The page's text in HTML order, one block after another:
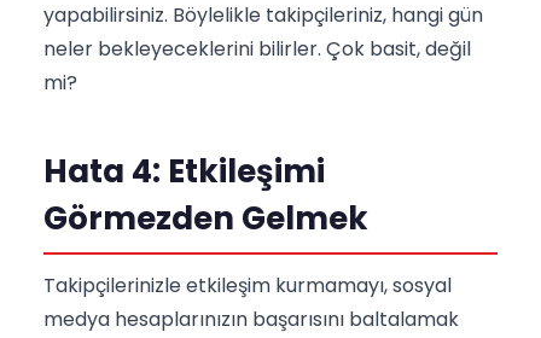
yapabilirsiniz. Böylelikle takipçileriniz, hangi gün
neler bekleyeceklerini bilirler. Çok basit, değil
mi?
Hata 4: Etkileşimi
Görmezden Gelmek
Takipçilerinizle etkileşim kurmamayı, sosyal
medya hesaplarınızın başarısını baltalamak